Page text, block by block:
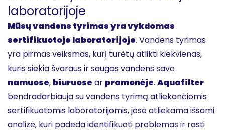
laboratorijoje
Mūsų vandens tyrimas yra vykdomas
sertifikuotoje laboratorijoje. Vandens tyrimas
yra pirmas veiksmas, kurį turėtų atlikti kiekvienas,
kuris siekia švaraus ir saugas vandens savo
namuose, biuruose ar pramonėje. Aquafilter
bendradarbiauja su vandens tyrimą atliekančiomis
sertifikuotomis laboratorijomis, jose atliekama išsami
analizė, kuri padeda identifikuoti problemas ir rasti